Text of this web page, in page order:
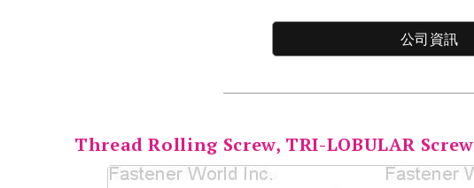
公司資訊
Thread Rolling Screw, TRI-LOBULAR Screw